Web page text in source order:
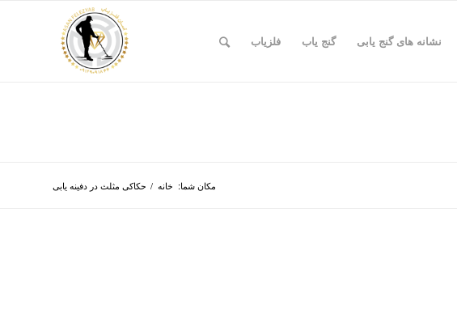
نشانه های گنج یابی گنج یاب فلزیاب
مکان شما: خانه / حکاکی مثلث در دفینه یابی